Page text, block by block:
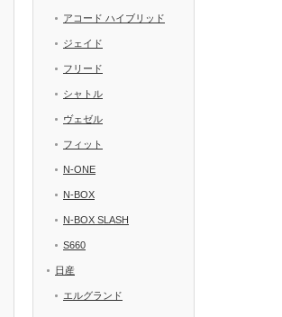
アコード ハイブリッド
ジェイド
フリード
シャトル
ヴェゼル
フィット
N-ONE
N-BOX
N-BOX SLASH
S660
日産
エルグランド